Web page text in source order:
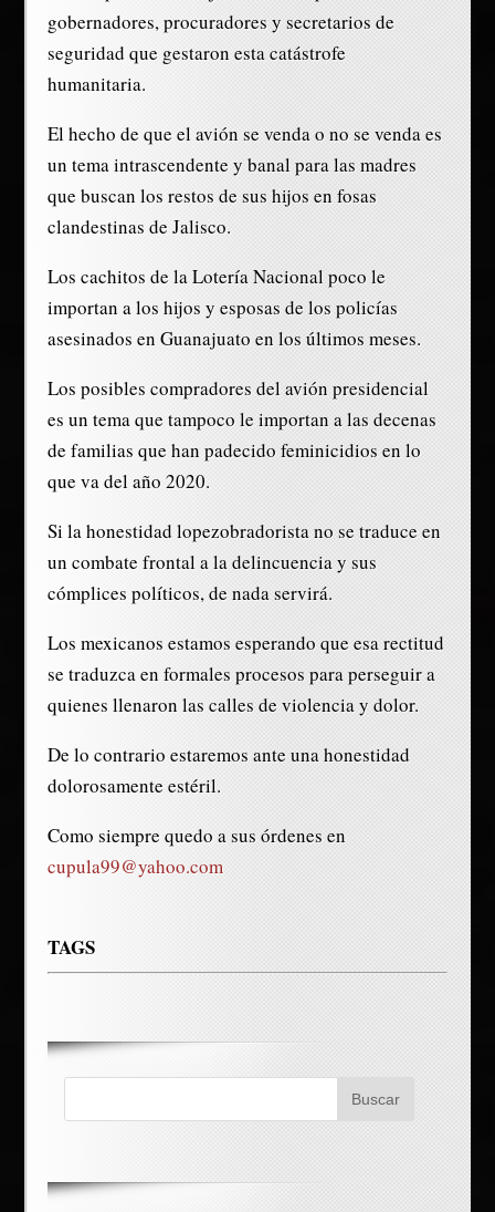
gobernadores, procuradores y secretarios de
seguridad que gestaron esta catástrofe
humanitaria.
El hecho de que el avión se venda o no se venda es
un tema intrascendente y banal para las madres
que buscan los restos de sus hijos en fosas
clandestinas de Jalisco.
Los cachitos de la Lotería Nacional poco le
importan a los hijos y esposas de los policías
asesinados en Guanajuato en los últimos meses.
Los posibles compradores del avión presidencial
es un tema que tampoco le importan a las decenas
de familias que han padecido feminicidios en lo
que va del año 2020.
Si la honestidad lopezobradorista no se traduce en
un combate frontal a la delincuencia y sus
cómplices políticos, de nada servirá.
Los mexicanos estamos esperando que esa rectitud
se traduzca en formales procesos para perseguir a
quienes llenaron las calles de violencia y dolor.
De lo contrario estaremos ante una honestidad
dolorosamente estéril.
Como siempre quedo a sus órdenes en
cupula99@yahoo.com
TAGS